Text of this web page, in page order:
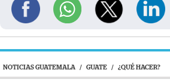
NOTICIAS GUATEMALA / GUATE / ¿QUÉ HACER?